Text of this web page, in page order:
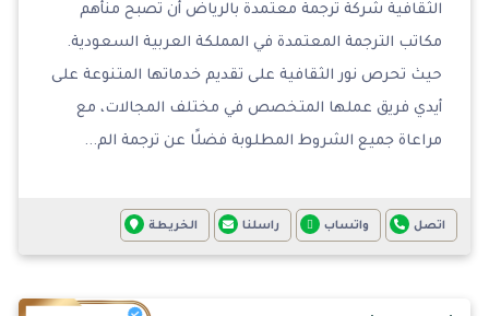
الثقافية شركة ترجمة معتمدة بالرياض أن تصبح منأهم
مكاتب الترجمة المعتمدة في المملكة العربية السعودية.
حيث تحرص نور الثقافية على تقديم خدماتها المتنوعة على
أيدي فريق عملها المتخصص في مختلف المجالات، مع
مراعاة جميع الشروط المطلوبة فضلًا عن ترجمة الم...
اتصل واتساب راسلنا الخريطة